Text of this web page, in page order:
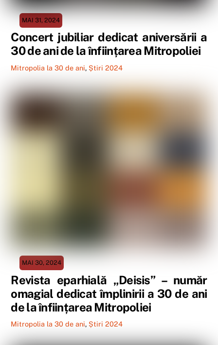
MAI 31, 2024
Concert jubiliar dedicat aniversării a
30 de ani de la înființarea Mitropoliei
Mitropolia la 30 de ani, Știri 2024
MAI 30, 2024
Revista eparhială „Deisis” – număr
omagial dedicat împlinirii a 30 de ani
de la înființarea Mitropoliei
Mitropolia la 30 de ani, Știri 2024